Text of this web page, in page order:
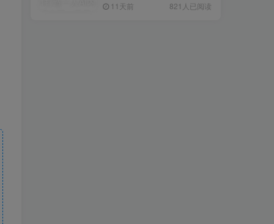
流程实战
11天前 821人已阅读